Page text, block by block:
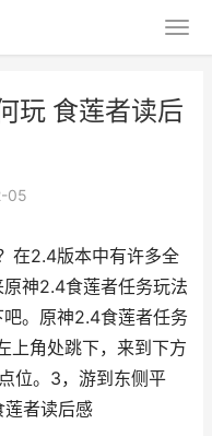
玩 食莲者读后
05
在2.4版本中有许多全
神2.4食莲者任务玩法
。原神2.4食莲者任务
上角处跳下，来到下方
位。3，游到东侧平
者读后感